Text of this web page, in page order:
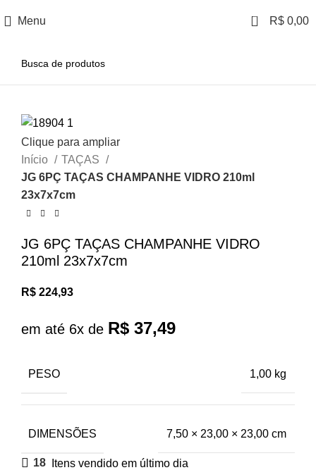
Menu 0 R$ 0,00
Clique para ampliar
Início
TAÇAS
JG 6PÇ TAÇAS CHAMPANHE VIDRO 210ml
23x7x7cm
JG 6PÇ TAÇAS CHAMPANHE VIDRO
210ml 23x7x7cm
R$ 224,93
em até 6x de R$ 37,49
PESO 1,00 kg
DIMENSÕES 7,50 × 23,00 × 23,00 cm
18 Itens vendido em último dia